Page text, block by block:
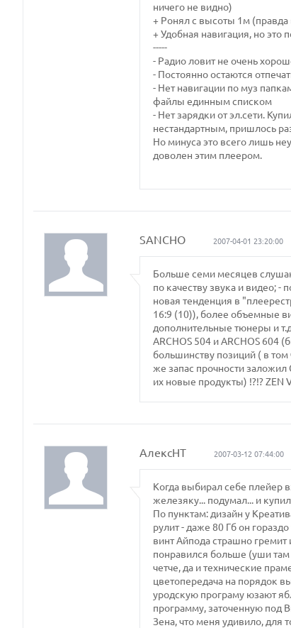
ничего не видно)
+ Ронял с высоты 1м (правда
+ Удобная навигация, но это
-----
- Радио ловит не очень
- Постоянно остаются
- Нет навигации по муз
файлы единным списком
- Нет зарядки от эл.сети.
нестандартным, пришлось
Но минуса это всего лишь
доволен этим плеером.
SANCHO 2007-04-01 23:20:00
Больше семи месяцев
по качеству звука и видео; -
новая тенденция в
16:9 (10)), более объемные
дополнительные тюнеры и
ARCHOS 504 и ARCHOS
большинству позиций ( в том
же запас прочности заложил
их новые продукты) !?!? ZEN
АлексНТ 2007-03-12 07:44:00
Когда выбирал себе плейер
железяку... подумал... и
По пунктам: дизайн у
рулит - даже 80 Гб он
винт Айпода страшно гремит
понравился больше (уши там
четче, да и технические
цветопередача на порядок
уродскую програму юзают
программу, заточенную под
Зена, что меня удивило,